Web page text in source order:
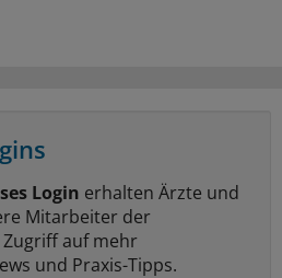
Login erhalten Ärzte und
Mitarbeiter der
auf mehr
und Praxis-Tipps.